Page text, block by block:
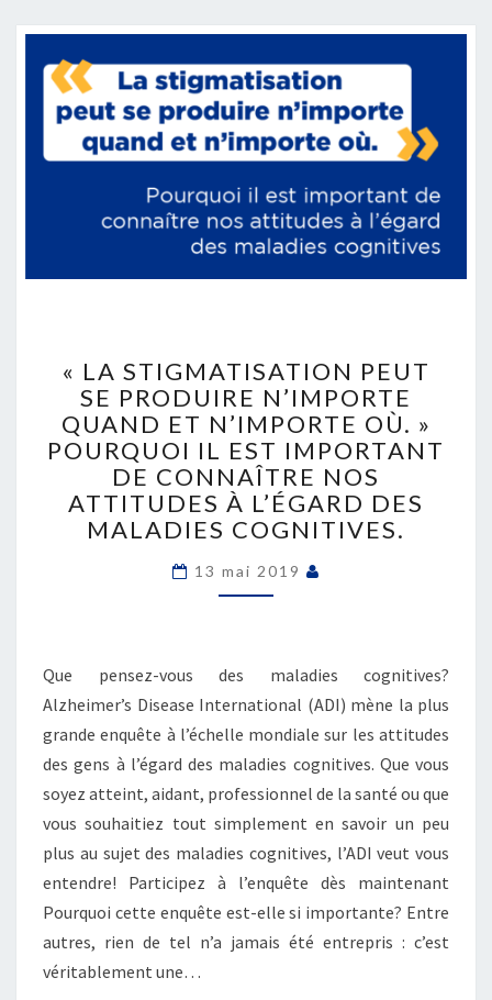
STIGMATISATION
PEUT
SE
PRODUIRE
N’IMPORTE
QUAND
ET
OÙ.
»
EST
IMPORTANT
CONNAÎTRE
NOS
ATTITUDES
À
DES
MALADIES
COGNITIVES.
« LA STIGMATISATION PEUT
SE PRODUIRE N’IMPORTE
QUAND ET N’IMPORTE OÙ. »
POURQUOI IL EST IMPORTANT
DE CONNAÎTRE NOS
ATTITUDES À L’ÉGARD DES
MALADIES COGNITIVES.
13 mai 2019
Que pensez-vous des maladies cognitives?
Alzheimer’s Disease International (ADI) mène la plus
grande enquête à l’échelle mondiale sur les attitudes
des gens à l’égard des maladies cognitives. Que vous
soyez atteint, aidant, professionnel de la santé ou que
vous souhaitiez tout simplement en savoir un peu
plus au sujet des maladies cognitives, l’ADI veut vous
entendre! Participez à l’enquête dès maintenant
Pourquoi cette enquête est-elle si importante? Entre
autres, rien de tel n’a jamais été entrepris : c’est
véritablement une…